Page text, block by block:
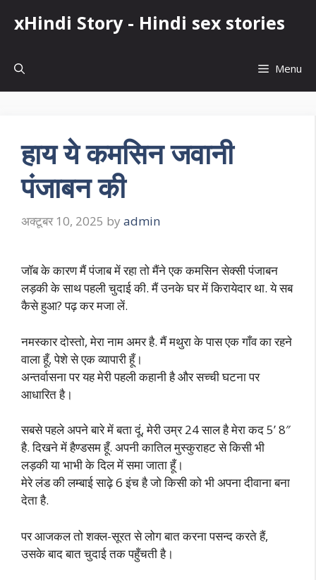
xHindi Story - Hindi sex stories
Menu
हाय ये कमसिन जवानी
पंजाबन की
अक्टूबर 10, 2025 by admin
जॉब के कारण मैं पंजाब में रहा तो मैंने एक कमसिन सेक्सी पंजाबन
लड़की के साथ पहली चुदाई की. मैं उनके घर में किरायेदार था. ये सब
कैसे हुआ? पढ़ कर मजा लें.
नमस्कार दोस्तो, मेरा नाम अमर है. मैं मथुरा के पास एक गाँव का रहने
वाला हूँ, पेशे से एक व्यापारी हूँ।
अन्तर्वासना पर यह मेरी पहली कहानी है और सच्ची घटना पर
आधारित है।
सबसे पहले अपने बारे में बता दूं, मेरी उम्र 24 साल है मेरा कद 5’ 8″
है. दिखने में हैण्डसम हूँ. अपनी कातिल मुस्कुराहट से किसी भी
लड़की या भाभी के दिल में समा जाता हूँ।
मेरे लंड की लम्बाई साढ़े 6 इंच है जो किसी को भी अपना दीवाना बना
देता है.
पर आजकल तो शक्ल-सूरत से लोग बात करना पसन्द करते हैं,
उसके बाद बात चुदाई तक पहुँचती है।